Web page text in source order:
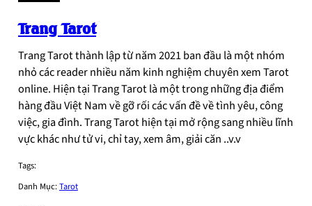
Trang Tarot
Trang Tarot thành lập từ năm 2021 ban đầu là một nhóm
nhỏ các reader nhiều năm kinh nghiệm chuyên xem Tarot
online. Hiện tại Trang Tarot là một trong những địa điểm
hàng đầu Việt Nam về gỡ rối các vấn đề về tình yêu, công
việc, gia đình. Trang Tarot hiện tại mở rộng sang nhiều lĩnh
vực khác như tử vi, chỉ tay, xem âm, giải căn ..v.v
Tags:
Danh Mục:Tarot